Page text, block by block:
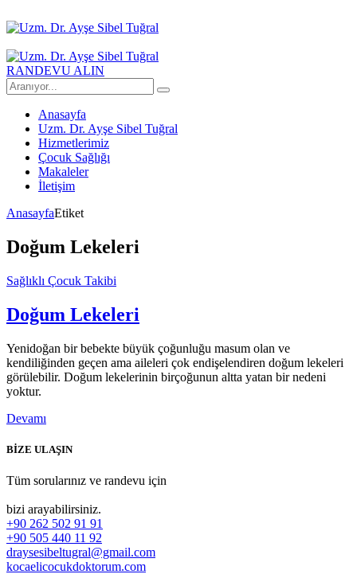
RANDEVU ALIN
Anasayfa
Uzm. Dr. Ayşe Sibel Tuğral
Hizmetlerimiz
Çocuk Sağlığı
Makaleler
İletişim
AnasayfaEtiket
Doğum Lekeleri
Sağlıklı Çocuk Takibi
Doğum Lekeleri
Yenidoğan bir bebekte büyük çoğunluğu masum olan ve
kendiliğinden geçen ama aileleri çok endişelendiren doğum lekeleri
görülebilir. Doğum lekelerinin birçoğunun altta yatan bir nedeni
yoktur.
Devamı
BİZE ULAŞIN
Tüm sorularınız ve randevu için
bizi arayabilirsiniz.
+90 262 502 91 91
+90 505 440 11 92
draysesibeltugral@gmail.com
kocaelicocukdoktorum.com